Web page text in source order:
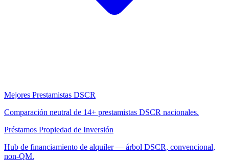
Mejores Prestamistas DSCR
Comparación neutral de 14+ prestamistas DSCR nacionales.
Préstamos Propiedad de Inversión
Hub de financiamiento de alquiler — árbol DSCR, convencional,
non-QM.